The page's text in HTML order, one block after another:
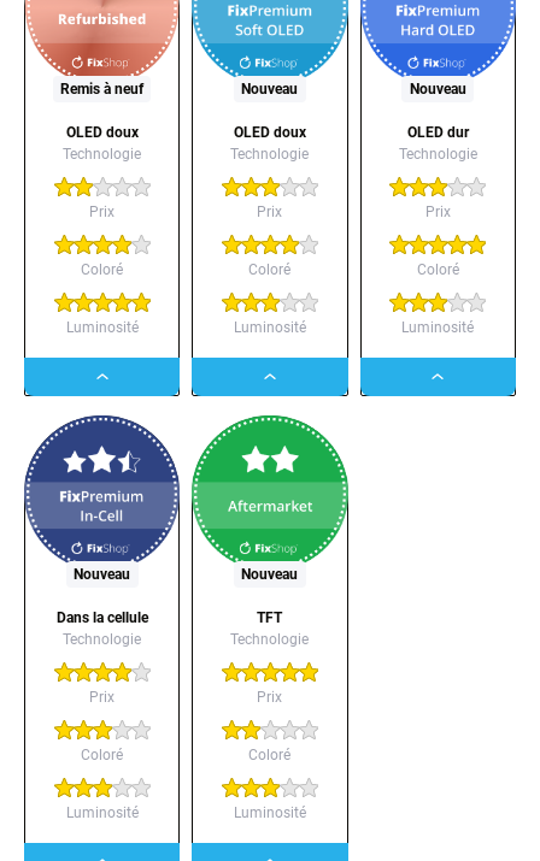
Remis à neuf
OLED doux
Technologie
Prix
Coloré
Luminosité
Dropdown
button
Nouveau
OLED doux
Technologie
Prix
Coloré
Luminosité
Dropdown
button
Nouveau
OLED dur
Technologie
Prix
Coloré
Luminosité
Dropdown
Nouveau
Dans la cellule
Technologie
Prix
Coloré
Luminosité
Nouveau
TFT
Technologie
Prix
Coloré
Luminosité